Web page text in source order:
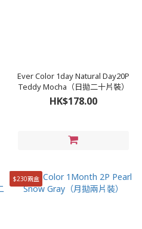
Ever Color 1day Natural Day20P
Teddy Mocha（日拋二十片裝）
HK$178.00
$230兩盒